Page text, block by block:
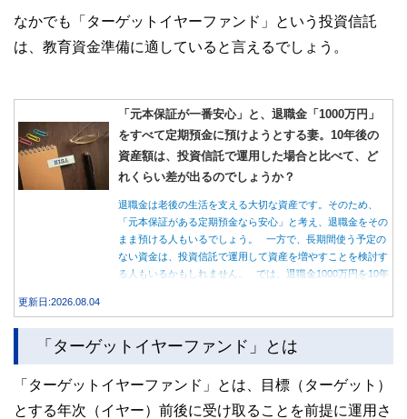
なかでも「ターゲットイヤーファンド」という投資信託
は、教育資金準備に適していると言えるでしょう。
「元本保証が一番安心」と、退職金「1000万円」
をすべて定期預金に預けようとする妻。10年後の
資産額は、投資信託で運用した場合と比べて、ど
れくらい差が出るのでしょうか？
退職金は老後の生活を支える大切な資産です。そのため、
「元本保証がある定期預金なら安心」と考え、退職金をその
まま預ける人もいるでしょう。 一方で、長期間使う予定の
ない資金は、投資信託で運用して資産を増やすことを検討す
る人もいるかもしれません。 では、退職金1000万円を10年
レーションします。
更新日:2026.08.04
「ターゲットイヤーファンド」とは
「ターゲットイヤーファンド」とは、目標（ターゲット）
とする年次（イヤー）前後に受け取ることを前提に運用さ